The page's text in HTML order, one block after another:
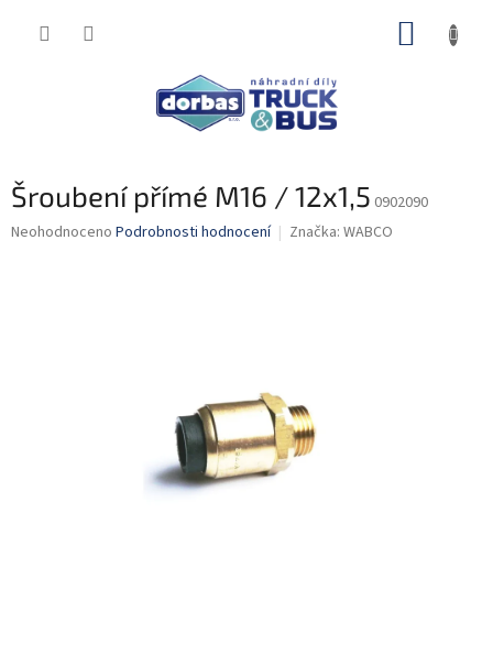
Šroubení přímé M16 / 12x1,5 0902090
Průměrné
Neohodnoceno Podrobnosti hodnocení Značka: WABCO